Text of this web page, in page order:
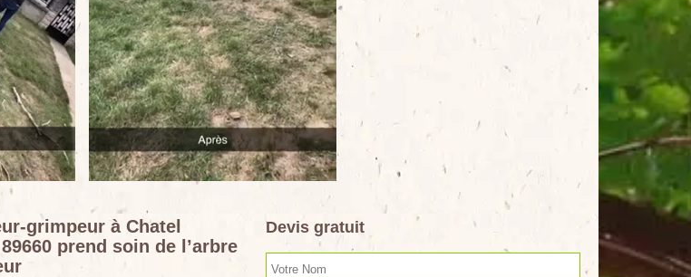
grimpeur à Chatel
prend soin de l’arbre
Devis gratuit